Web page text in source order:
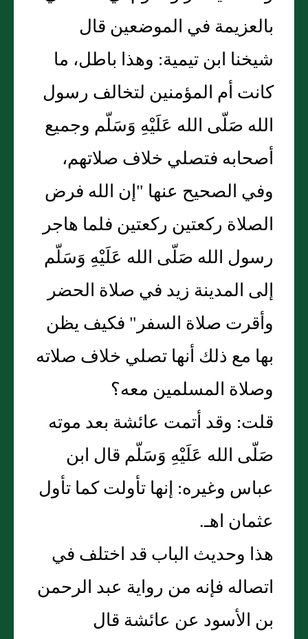
بالعزيمة في الموضعين قال
شيخنا ابن تيمية: وهذا باطل، ما
كانت أم المؤمنين لتخالف رسول
الله صَلّى الله عَلَيْهِ وَسَلّم وجميع
أصحابه فتصلي خلاف صلاتهم،
وفي الصحيح عنها "إن الله فرض
الصلاة ركعتين ركعتين فلما هاجر
رسول الله صَلّى الله عَلَيْهِ وَسَلّم
إلى المدينة زيد في صلاة الحضر
وأقرت صلاة السفر" فكيف يظن
بها مع ذلك أنها تصلي خلاف صلاته
وصلاة المسلمين معه؟
قلت: وقد أتمت عائشة بعد موته
صَلّى الله عَلَيْهِ وَسَلّم قال ابن
عباس وغيره: إنها تأولت كما تأول
عثمان اهـ.
هذا وحديث الباب قد اختلف في
اتصاله فإنه من رواية عبد الرحمن
بن الأسود عن عائشة قال